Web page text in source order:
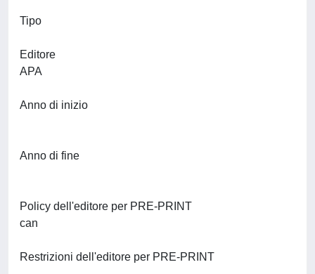
Tipo
Editore
Anno di inizio
Anno di fine
Policy dell'editore per PRE-PRINT
Restrizioni dell'editore per PRE-PRINT